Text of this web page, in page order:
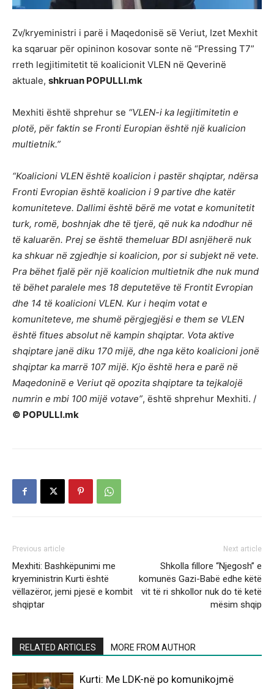
Zv/kryeministri i parë i Maqedonisë së Veriut, Izet Mexhit
ka sqaruar për opininon kosovar sonte në “Pressing T7”
rreth legjitimitetit të koalicionit VLEN në Qeverinë
aktuale, shkruan POPULLI.mk
Mexhiti është shprehur se “VLEN-i ka legjitimitetin e
plotë, për faktin se Fronti Europian është një kualicion
multietnik.”
“Koalicioni VLEN është koalicion i pastër shqiptar, ndërsa
Fronti Evropian është koalicion i 9 partive dhe katër
komuniteteve. Dallimi është bërë me votat e komunitetit
turk, romë, boshnjak dhe të tjerë, që nuk ka ndodhur në
të kaluarën. Prej se është themeluar BDI asnjëherë nuk
ka shkuar në zgjedhje si koalicion, por si subjekt në vete.
Pra bëhet fjalë për një koalicion multietnik dhe nuk mund
të bëhet paralele mes 18 deputetëve të Frontit Evropian
dhe 14 të koalicioni VLEN. Kur i heqim votat e
komuniteteve, me shumë përgjegjësi e them se VLEN
është fitues absolut në kampin shqiptar. Vota aktive
shqiptare janë diku 170 mijë, dhe nga këto koalicioni jonë
shqiptar ka marrë 107 mijë. Kjo është hera e parë në
Maqedoninë e Veriut që opozita shqiptare ta tejkalojë
numrin e mbi 100 mijë votave”, është shprehur Mexhiti. /
© POPULLI.mk
Previous article
Mexhiti: Bashkëpunimi me
kryeministrin Kurti është
vëllazëror, jemi pjesë e kombit
shqiptar
Next article
Shkolla fillore “Njegosh” e
komunës Gazi-Babë edhe këtë
vit të ri shkollor nuk do të ketë
mësim shqip
RELATED ARTICLES MORE FROM AUTHOR
Kurti: Me LDK-në po komunikojmë